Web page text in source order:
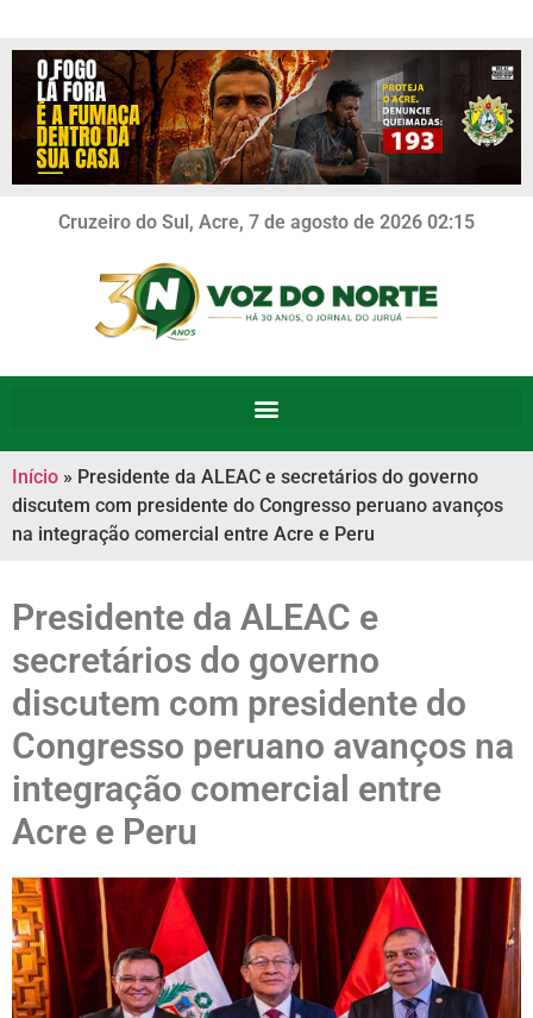
Cruzeiro do Sul, Acre, 7 de agosto de 2026 02:15
Início » Presidente da ALEAC e secretários do governo
discutem com presidente do Congresso peruano avanços
na integração comercial entre Acre e Peru
Presidente da ALEAC e
secretários do governo
discutem com presidente do
Congresso peruano avanços na
integração comercial entre
Acre e Peru